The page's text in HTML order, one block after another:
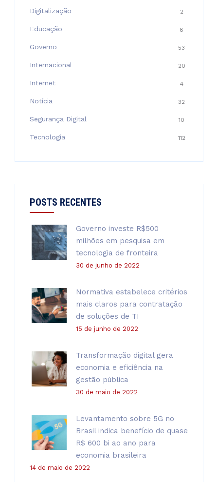
Digitalização 2
Educação 8
Governo 53
Internacional 20
Internet 4
Notícia 32
Segurança Digital 10
Tecnologia 112
POSTS RECENTES
Governo investe R$500
milhões em pesquisa em
tecnologia de fronteira
30 de junho de 2022
Normativa estabelece critérios
mais claros para contratação
de soluções de TI
15 de junho de 2022
Transformação digital gera
economia e eficiência na
gestão pública
30 de maio de 2022
Levantamento sobre 5G no
Brasil indica benefício de quase
R$ 600 bi ao ano para
economia brasileira
14 de maio de 2022